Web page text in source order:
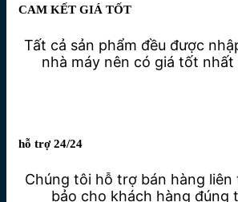
CAM KẾT GIÁ TỐT
Tất cả sản phẩm đều được
nhà máy nên có giá tốt
hỗ trợ 24/24
Chúng tôi hỗ trợ bán hàng
bảo cho khách hàng đúng